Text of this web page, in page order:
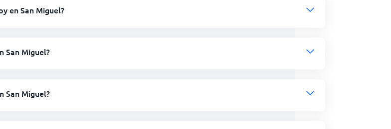
en San Miguel?
San Miguel?
San Miguel?